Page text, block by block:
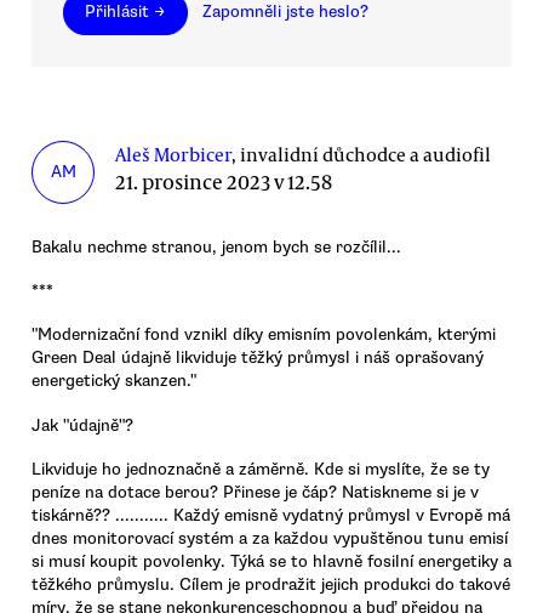
Přihlásit → Zapomněli jste heslo?
AM
Aleš Morbicer, invalidní důchodce a audiofil
21. prosince 2023 v 12.58
Bakalu nechme stranou, jenom bych se rozčílil...
***
"Modernizační fond vznikl díky emisním povolenkám, kterými
Green Deal údajně likviduje těžký průmysl i náš oprašovaný
energetický skanzen."
Jak "údajně"?
Likviduje ho jednoznačně a záměrně. Kde si myslíte, že se ty
peníze na dotace berou? Přinese je čáp? Natiskneme si je v
tiskárně?? ........... Každý emisně vydatný průmysl v Evropě má
dnes monitorovací systém a za každou vypuštěnou tunu emisí
si musí koupit povolenky. Týká se to hlavně fosilní energetiky a
těžkého průmyslu. Cílem je prodražit jejich produkci do takové
míry, že se stane nekonkurenceschopnou a buď přejdou na